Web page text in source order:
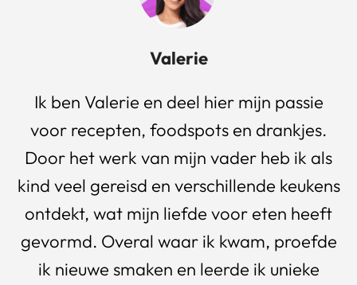
Valerie
Ik ben Valerie en deel hier mijn passie
voor recepten, foodspots en drankjes.
Door het werk van mijn vader heb ik als
kind veel gereisd en verschillende keukens
ontdekt, wat mijn liefde voor eten heeft
gevormd. Overal waar ik kwam, proefde
ik nieuwe smaken en leerde ik unieke